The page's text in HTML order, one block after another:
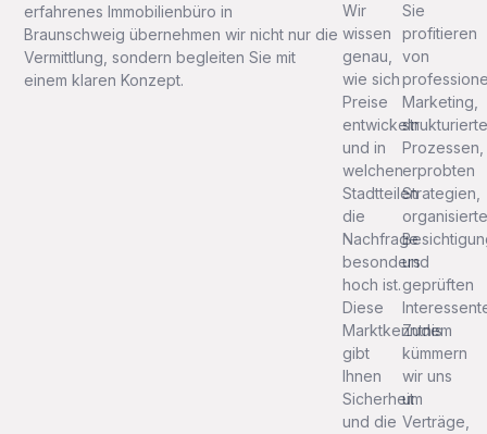
erfahrenes Immobilienbüro in
Braunschweig übernehmen wir nicht nur die
Vermittlung, sondern begleiten Sie mit
einem klaren Konzept.
Wir
wissen
genau,
wie sich
Preise
entwickeln
und in
welchen
Stadtteilen
die
Nachfrage
besonders
hoch ist.
Diese
Marktkenntnis
gibt
Ihnen
Sicherheit
und die
Sie
profitieren
von
Marketing,
Prozessen,
erprobten
Strategien,
und
geprüften
Zudem
kümmern
wir uns
um
Verträge,